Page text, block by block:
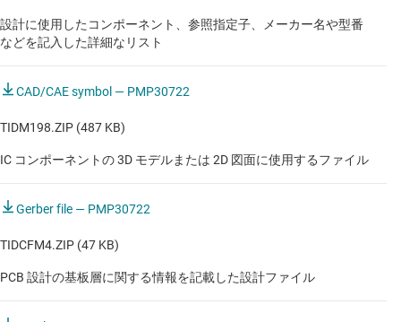
設計に使用したコンポーネント、参照指定子、メーカー名や型番
などを記入した詳細なリスト
CAD/CAE symbol — PMP30722
TIDM198.ZIP (487 KB)
IC コンポーネントの 3D モデルまたは 2D 図面に使用するファイル
Gerber file — PMP30722
TIDCFM4.ZIP (47 KB)
PCB 設計の基板層に関する情報を記載した設計ファイル